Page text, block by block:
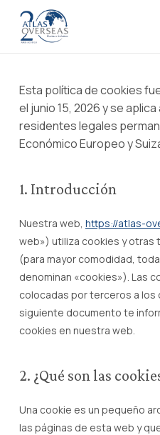
main
Esta política de cookies
el junio 15, 2026 y se
residentes legales
Económico Europeo y
1. Introducción
Nuestra web, https://atlas-
web») utiliza cookies y otras
(para mayor comodidad,
denominan «cookies»). Las
colocadas por terceros a los
siguiente documento te
cookies en nuestra web.
2. ¿Qué son las
Una cookie es un pequeño
las páginas de esta web y